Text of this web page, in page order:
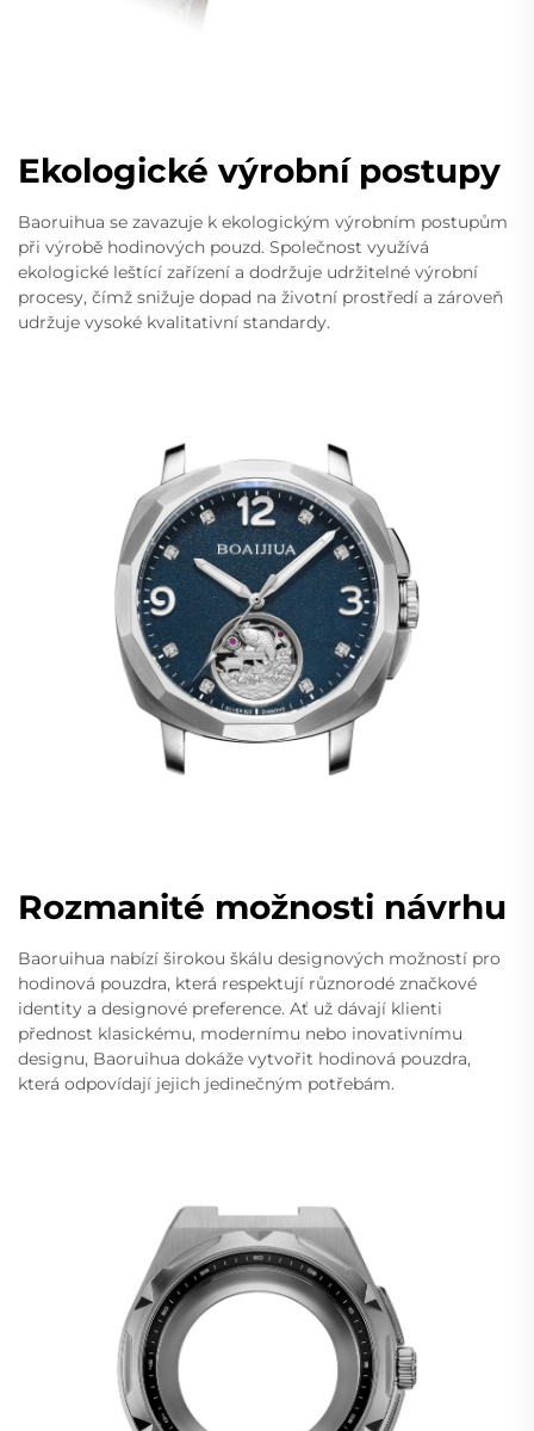
Ekologické výrobní postupy
Baoruihua se zavazuje k ekologickým výrobním postupům
při výrobě hodinových pouzd. Společnost využívá
ekologické leštící zařízení a dodržuje udržitelné výrobní
procesy, čímž snižuje dopad na životní prostředí a zároveň
udržuje vysoké kvalitativní standardy.
Rozmanité možnosti návrhu
Baoruihua nabízí širokou škálu designových možností pro
hodinová pouzdra, která respektují různorodé značkové
identity a designové preference. Ať už dávají klienti
přednost klasickému, modernímu nebo inovativnímu
designu, Baoruihua dokáže vytvořit hodinová pouzdra,
která odpovídají jejich jedinečným potřebám.